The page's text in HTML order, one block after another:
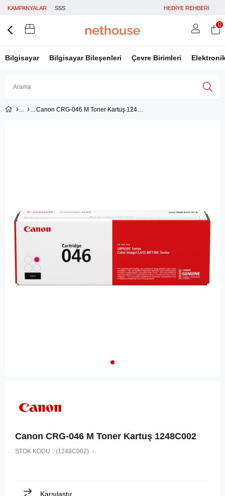
KAMPANYALAR SSS HEDİYE REHBERİ
Bilgisayar Bilgisayar Bileşenleri Çevre Birimleri
Facebook İle Bağlan
0
Canon CRG-046 M Toner Kartuş 1248C002
Canon CRG-046 M Toner Kartuş 1248C002
STOK KODU (1248C002)
Karşılaştır